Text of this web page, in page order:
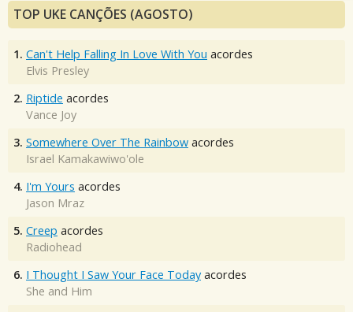
TOP UKE CANÇÕES (AGOSTO)
1. Can't Help Falling In Love With You acordes
Elvis Presley
2. Riptide acordes
Vance Joy
3. Somewhere Over The Rainbow acordes
Israel Kamakawiwo'ole
4. I'm Yours acordes
Jason Mraz
5. Creep acordes
Radiohead
6. I Thought I Saw Your Face Today acordes
She and Him